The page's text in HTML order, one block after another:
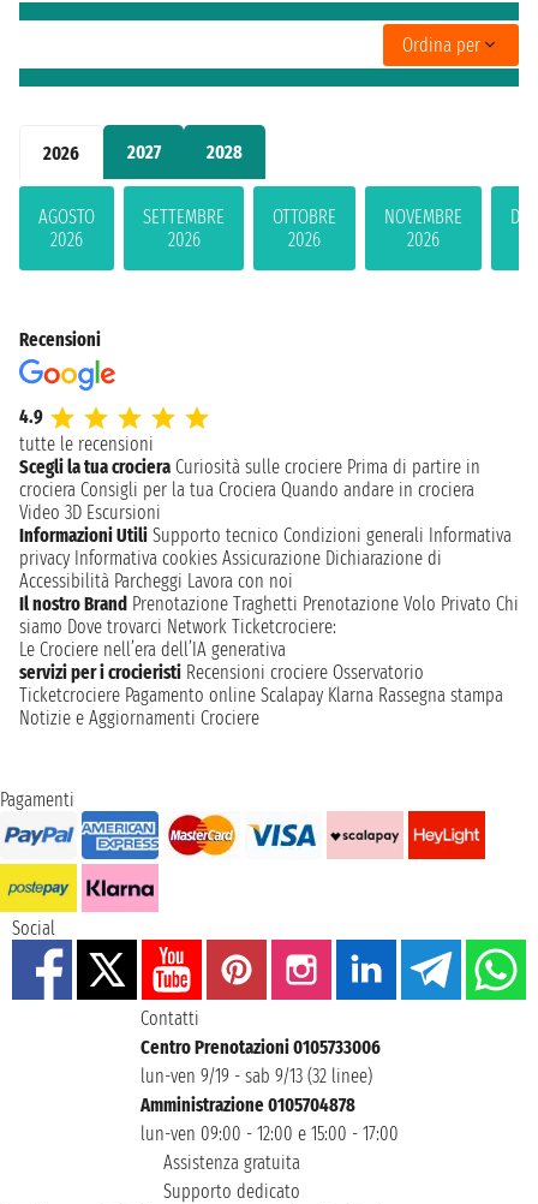
2026 2027 2028
AGOSTO
2026
SETTEMBRE
2026
OTTOBRE
2026
NOVEMBRE
2026
Ordina per
Recensioni
4.9
tutte le recensioni
Scegli la tua crociera Curiosità sulle crociere Prima di partire in
crociera Consigli per la tua Crociera Quando andare in crociera
Video 3D Escursioni
Informazioni Utili Supporto tecnico Condizioni generali Informativa
privacy Informativa cookies Assicurazione Dichiarazione di
Accessibilità Parcheggi Lavora con noi
Il nostro Brand Prenotazione Traghetti Prenotazione Volo Privato Chi
siamo Dove trovarci Network Ticketcrociere:
Le Crociere nell’era dell’IA generativa
servizi per i crocieristi Recensioni crociere Osservatorio
Ticketcrociere Pagamento online Scalapay Klarna Rassegna stampa
Notizie e Aggiornamenti Crociere
Pagamenti
Social
Contatti
Centro Prenotazioni 0105733006
lun-ven 9/19 - sab 9/13 (32 linee)
Amministrazione 0105704878
lun-ven 09:00 - 12:00 e 15:00 - 17:00
Assistenza gratuita
Supporto dedicato